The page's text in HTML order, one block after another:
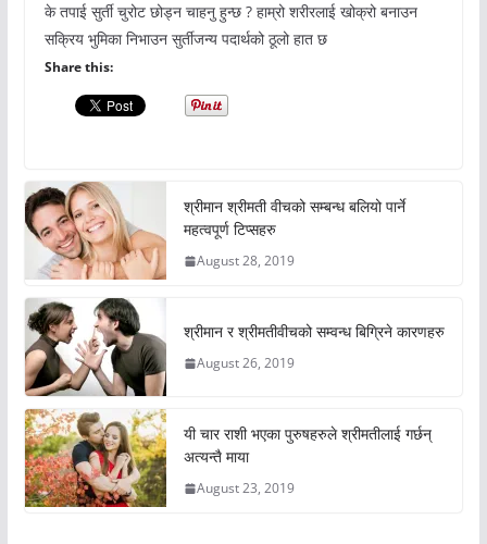
के तपाई सुर्ती चुरोट छोड्न चाहनु हुन्छ ? हाम्रो शरीरलाई खोक्रो बनाउन
सक्रिय भुमिका निभाउन सुर्तीजन्य पदार्थको ठूलो हात छ
Share this:
श्रीमान श्रीमती वीचको सम्बन्ध बलियो पार्ने
महत्वपूर्ण टिप्सहरु
August 28, 2019
श्रीमान र श्रीमतीवीचको सम्वन्ध बिग्रिने कारणहरु
August 26, 2019
यी चार राशी भएका पुरुषहरुले श्रीमतीलाई गर्छन्
अत्यन्तै माया
August 23, 2019